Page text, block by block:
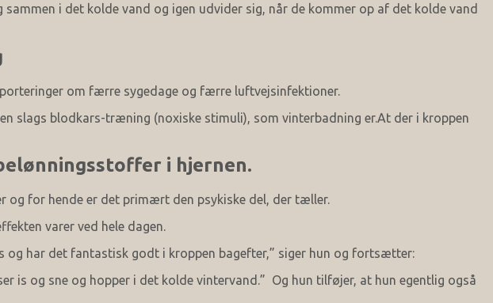
i det kolde vand og igen udvider sig, når de kommer op af det kolde vand
om færre sygedage og færre luftvejsinfektioner.
slags blodkars-træning (noxiske stimuli), som vinterbadning er.At der i kroppen
i hjernen.
og for hende er det primært den psykiske del, der tæller.
varer ved hele dagen.
har det fantastisk godt i kroppen bagefter,” siger hun og fortsætter:
is og sne og hopper i det kolde vintervand.” Og hun tilføjer, at hun egentlig også